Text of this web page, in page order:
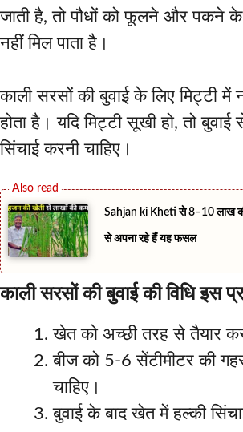
जाती है, तो पौधों को फूलने और पकने के
नहीं मिल पाता है।
काली सरसों की बुवाई के लिए मिट्टी में
होता है। यदि मिट्टी सूखी हो, तो
सिंचाई करनी चाहिए।
Sahjan ki Kheti से 8–10 लाख
से अपना रहे हैं यह फसल
काली सरसों की बुवाई की विधि इस
खेत को अच्छी तरह से तैयार
बीज को 5-6 सेंटीमीटर की
चाहिए।
बुवाई के बाद खेत में हल्की